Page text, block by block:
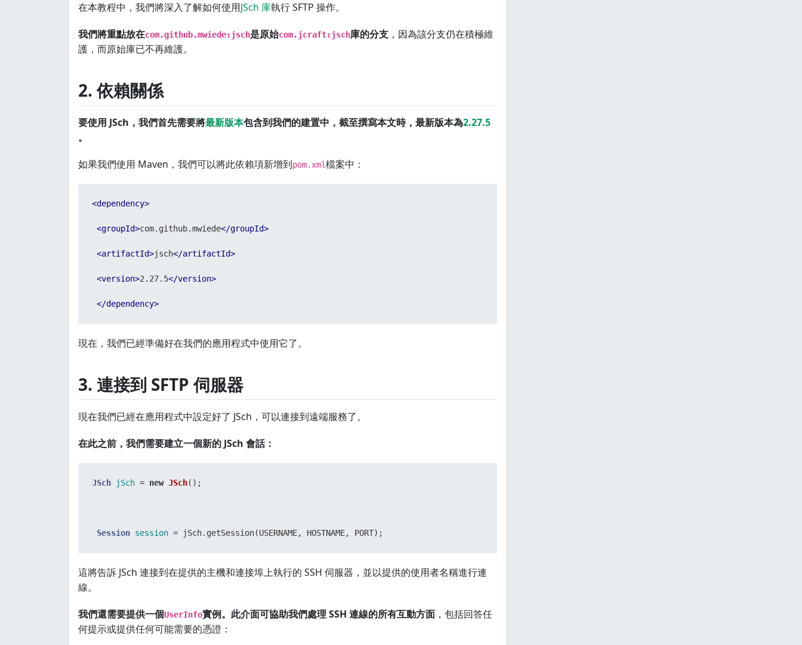
在本教程中，我們將深入了解如何使用JSch 庫執行 SFTP 操作。
我們將重點放在com.github.mwiede:jsch是原始com.jcraft:jsch庫的分支 ，因為該分支仍在積極維
護，而原始庫已不再維護。
2. 依賴關係
要使用 JSch，我們首先需要將最新版本包含到我們的建置中，截至撰寫本文時，最新版本為2.27.5
。
如果我們使用 Maven，我們可以將此依賴項新增到pom.xml檔案中：
<dependency>
<groupId>com.github.mwiede</groupId>
<artifactId>jsch</artifactId>
<version>2.27.5</version>
</dependency>
現在，我們已經準備好在我們的應用程式中使用它了。
3. 連接到 SFTP 伺服器
現在我們已經在應用程式中設定好了 JSch，可以連接到遠端服務了。
在此之前，我們需要建立一個新的 JSch 會話：
JSch jSch = new JSch();
Session session =
這將告訴 JSch 連接到在提供的主機和連接埠上執行的 SSH 伺服器，並以提供的使用者名稱進行連
線。
我們還需要提供一個UserInfo實例。此介面可協助我們處理 SSH 連線的所有互動方面 ，包括回答任
何提示或提供任何可能需要的憑證：